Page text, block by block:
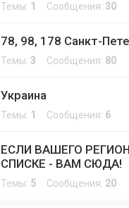
Темы: 1 Сообщения: 30
78, 98, 178 Санкт-
Темы: 3 Сообщения: 80
Украина
Темы: 1 Сообщения: 6
ЕСЛИ ВАШЕГО
СПИСКЕ - ВАМ СЮДА!
Темы: 5 Сообщения: 20